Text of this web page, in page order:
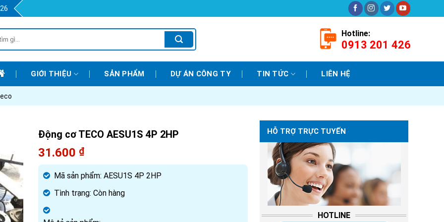
Hotline:
0913 201 426
GIỚI THIỆU SẢN PHẨM DỰ ÁN CÔNG TY TIN TỨC LIÊN HỆ
HỖ TRỢ TRỰC TUYẾN
HOTLINE
Động cơ TECO AESU1S 4P 2HP
31.600 ₫
Mã sản phẩm: AESU1S 4P 2HP
Tình trạng: Còn hàng